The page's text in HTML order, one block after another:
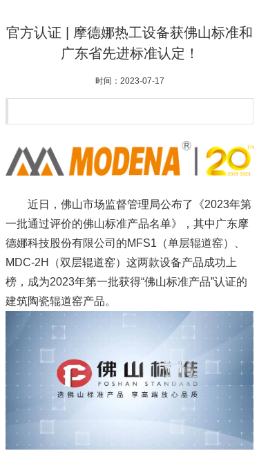
官方认证 | 摩德娜热工设备获佛山标准和
广东省先进标准认定！
时间：2023-07-17
近日，佛山市场监督管理局公布了《2023年第
一批通过评价的佛山标准产品名单》，其中广东摩
德娜科技股份有限公司的MFS1（单层辊道窑）、
MDC-2H（双层辊道窑）这两款设备产品成功上
榜，成为2023年第一批获得“佛山标准产品”认证的
建筑陶瓷辊道窑产品。